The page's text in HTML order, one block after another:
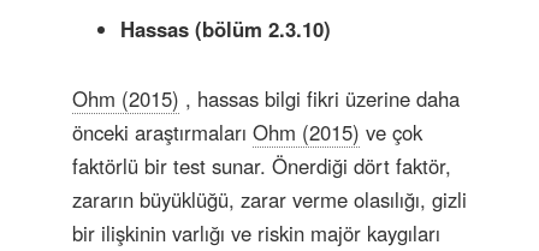
Hassas (bölüm 2.3.10)
Ohm (2015) , hassas bilgi fikri üzerine daha
önceki araştırmaları Ohm (2015) ve çok
faktörlü bir test sunar. Önerdiği dört faktör,
zararın büyüklüğü, zarar verme olasılığı, gizli
bir ilişkinin varlığı ve riskin majör kaygıları